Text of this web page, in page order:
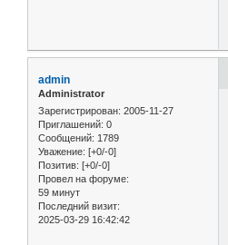
admin
Administrator
Зарегистрирован: 2005-11-27
Приглашений: 0
Сообщений: 1789
Уважение: [+0/-0]
Позитив: [+0/-0]
Провел на форуме:
59 минут
Последний визит:
2025-03-29 16:42:42